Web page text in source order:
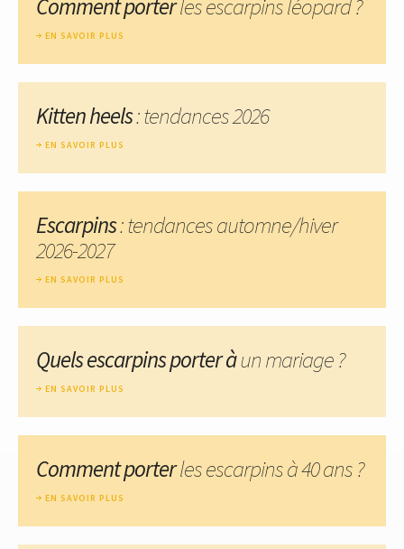
Comment porterles escarpins léopard ?
EN SAVOIR PLUS
Kitten heels: tendances 2026
EN SAVOIR PLUS
Escarpins: tendances automne/hiver
2026-2027
EN SAVOIR PLUS
Quels escarpins porter àun mariage ?
EN SAVOIR PLUS
Comment porterles escarpins à 40 ans ?
EN SAVOIR PLUS